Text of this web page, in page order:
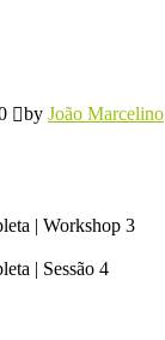
by João Marcelino
| Workshop 3
| Sessão 4